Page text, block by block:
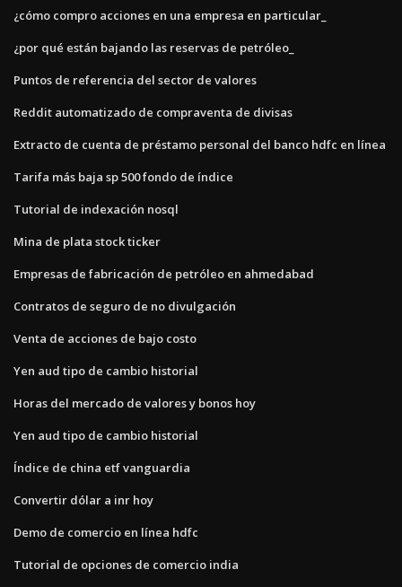
¿cómo compro acciones en una empresa en particular_
¿por qué están bajando las reservas de petróleo_
Puntos de referencia del sector de valores
Reddit automatizado de compraventa de divisas
Extracto de cuenta de préstamo personal del banco hdfc en línea
Tarifa más baja sp 500 fondo de índice
Tutorial de indexación nosql
Mina de plata stock ticker
Empresas de fabricación de petróleo en ahmedabad
Contratos de seguro de no divulgación
Venta de acciones de bajo costo
Yen aud tipo de cambio historial
Horas del mercado de valores y bonos hoy
Yen aud tipo de cambio historial
Índice de china etf vanguardia
Convertir dólar a inr hoy
Demo de comercio en línea hdfc
Tutorial de opciones de comercio india